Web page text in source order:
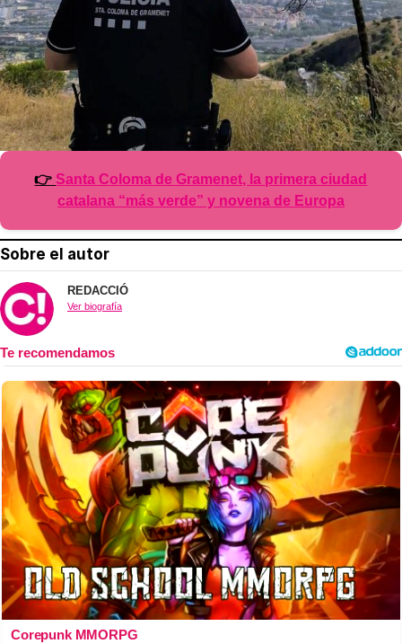
👉Santa Coloma de Gramenet, la primera ciudad
catalana “más verde” y novena de Europa
Sobre el autor
REDACCIÓ
Ver biografía
Corepunk MMORPG